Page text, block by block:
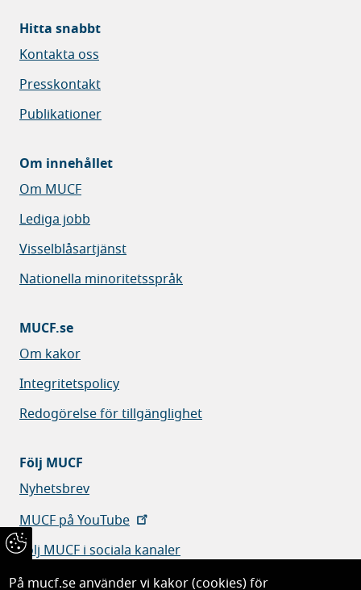
Hitta snabbt
Kontakta oss
Presskontakt
Publikationer
Om innehållet
Om MUCF
Lediga jobb
Visselblåsartjänst
Nationella minoritetsspråk
MUCF.se
Om kakor
Integritetspolicy
Redogörelse för tillgänglighet
Följ MUCF
Nyhetsbrev
MUCF på YouTube
Följ MUCF i sociala kanaler
På mucf.se använder vi kakor (cookies) för